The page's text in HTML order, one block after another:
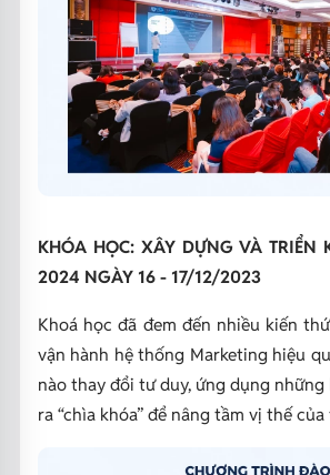
KHÓA HỌC: XÂY DỰNG VÀ TRIỂN
2024 NGÀY 16 - 17/12/2023
Khoá học đã đem đến nhiều kiến
vận hành hệ thống Marketing hiệu
nào thay đổi tư duy, ứng dụng
ra “chìa khóa” để nâng tầm vị thế